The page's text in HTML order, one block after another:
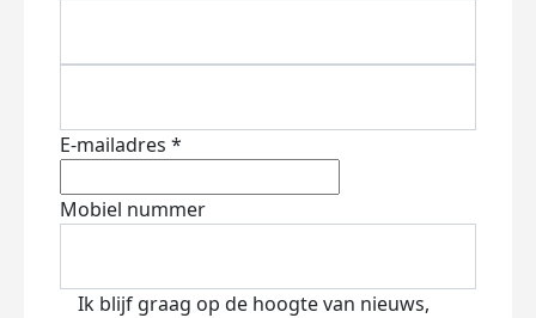
E-mailadres *
Mobiel nummer
Ik blijf graag op de hoogte van nieuws,